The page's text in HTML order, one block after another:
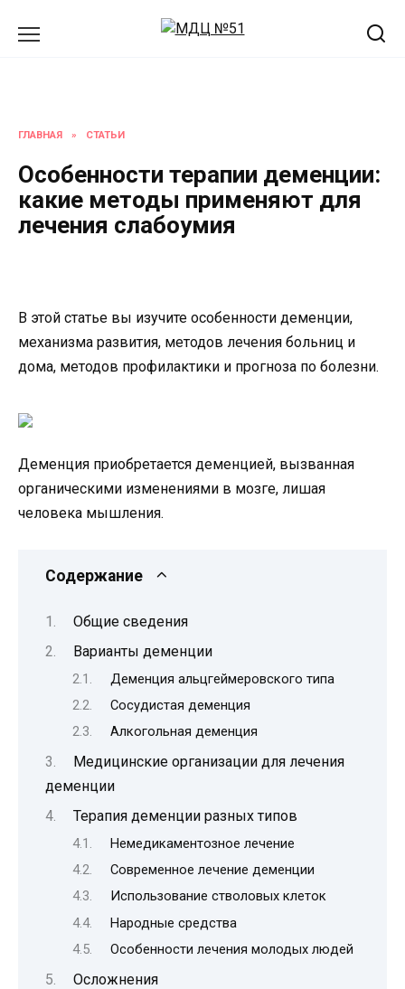
ГЛАВНАЯ » СТАТЬИ
Особенности терапии деменции:
какие методы применяют для
лечения слабоумия
В этой статье вы изучите особенности деменции,
механизма развития, методов лечения больниц и
дома, методов профилактики и прогноза по болезни.
Деменция приобретается деменцией, вызванная
органическими изменениями в мозге, лишая
человека мышления.
Содержание
Общие сведения
Варианты деменции
Деменция альцгеймеровского типа
Сосудистая деменция
Алкогольная деменция
Медицинские организации для лечения
деменции
Терапия деменции разных типов
Немедикаментозное лечение
Современное лечение деменции
Использование стволовых клеток
Народные средства
Особенности лечения молодых людей
Осложнения